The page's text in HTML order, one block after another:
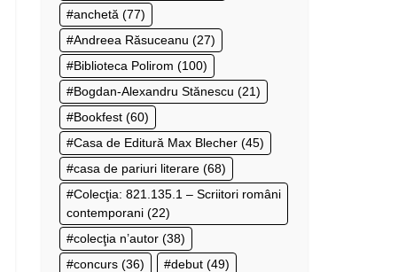
anchetă (77)
Andreea Răsuceanu (27)
Biblioteca Polirom (100)
Bogdan-Alexandru Stănescu (21)
Bookfest (60)
Casa de Editură Max Blecher (45)
casa de pariuri literare (68)
Colecţia: 821.135.1 – Scriitori români
contemporani (22)
colecţia n’autor (38)
concurs (36) debut (49)